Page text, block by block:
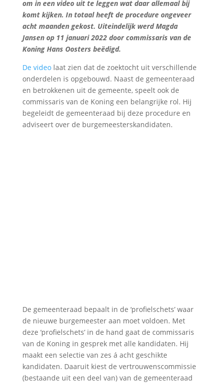
om in een video uit te leggen wat daar allemaal bij
komt kijken. In totaal heeft de procedure ongeveer
acht maanden gekost. Uiteindelijk werd Magda
Jansen op 11 januari 2022 door commissaris van de
Koning Hans Oosters beëdigd.
De videolaat zien dat de zoektocht uit verschillende
onderdelen is opgebouwd. Naast de gemeenteraad
en betrokkenen uit de gemeente, speelt ook de
commissaris van de Koning een belangrijke rol. Hij
begeleidt de gemeenteraad bij deze procedure en
adviseert over de burgemeesterskandidaten.
De gemeenteraad bepaalt in de ‘profielschets’ waar
de nieuwe burgemeester aan moet voldoen. Met
deze ‘profielschets’ in de hand gaat de commissaris
van de Koning in gesprek met alle kandidaten. Hij
maakt een selectie van zes á acht geschikte
kandidaten. Daaruit kiest de vertrouwenscommissie
(bestaande uit een deel van) van de gemeenteraad